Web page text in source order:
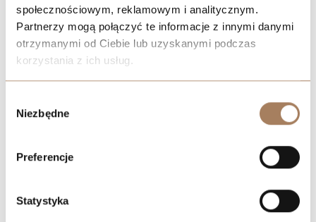
społecznościowym, reklamowym i analitycznym.
Partnerzy mogą połączyć te informacje z innymi danymi
otrzymanymi od Ciebie lub uzyskanymi podczas
korzystania z ich usług.
process your information.
zgody
Niezbędne
Preferencje
Statystyka